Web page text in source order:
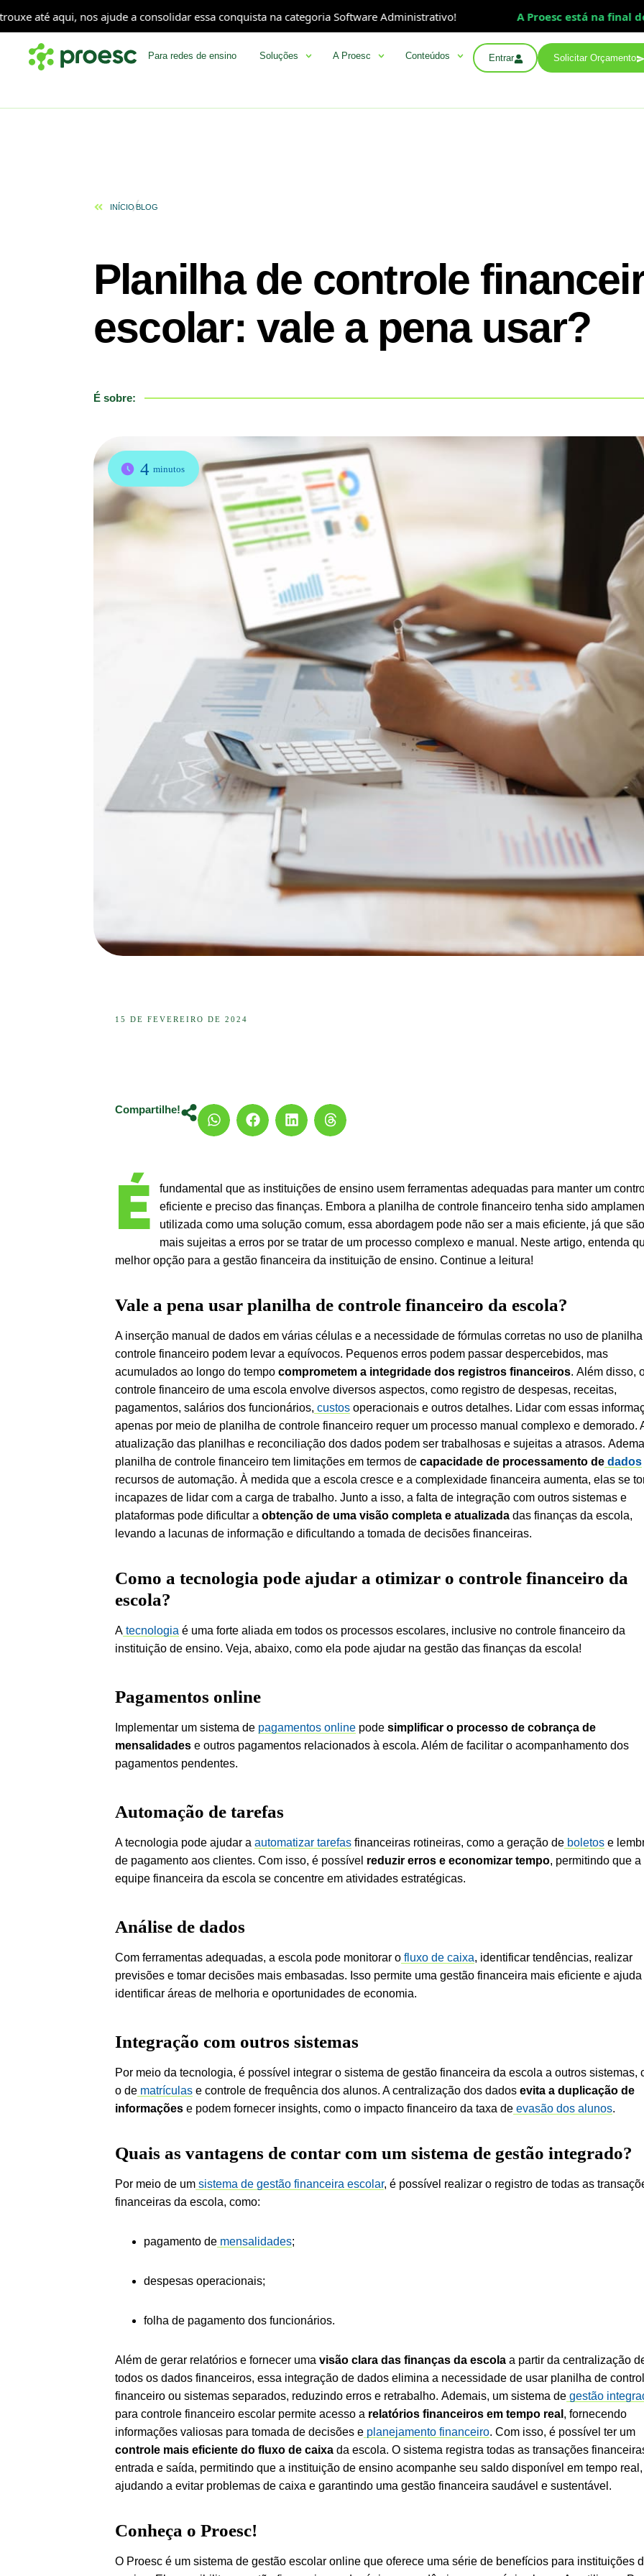
aqui, nos ajude a consolidar essa conquista na categoria Software Administrativo! A Proesc está na final do
Para redes de ensino Soluções A Proesc Conteúdos Entrar Solicitar Orçamento
INÍCIOBLOG
Planilha de controle
escolar: vale a pena usar?
É sobre:
4 minutos
15 DE FEVEREIRO DE 2024
Compartilhe!
É
fundamental que as instituições de ensino usem ferramentas adequadas para manter um
eficiente e preciso das finanças. Embora a planilha de controle financeiro tenha sido
utilizada como uma solução comum, essa abordagem pode não ser a mais eficiente, já que são
mais sujeitas a erros por se tratar de um processo complexo e manual. Neste artigo, entenda
melhor opção para a gestão financeira da instituição de ensino. Continue a leitura!
Vale a pena usar planilha de controle financeiro da escola?
A inserção manual de dados em várias células e a necessidade de fórmulas corretas no uso de
controle financeiro podem levar a equívocos. Pequenos erros podem passar despercebidos, mas
acumulados ao longo do tempo comprometem a integridade dos registros financeiros. Além disso,
controle financeiro de uma escola envolve diversos aspectos, como registro de despesas, receitas,
pagamentos, salários dos funcionários, custos operacionais e outros detalhes. Lidar com essas
apenas por meio de planilha de controle financeiro requer um processo manual complexo e demorado.
atualização das planilhas e reconciliação dos dados podem ser trabalhosas e sujeitas a atrasos.
planilha de controle financeiro tem limitações em termos de capacidade de processamento de dados
recursos de automação. À medida que a escola cresce e a complexidade financeira aumenta, elas se
incapazes de lidar com a carga de trabalho. Junto a isso, a falta de integração com outros sistemas e
plataformas pode dificultar a obtenção de uma visão completa e atualizada das finanças da escola,
levando a lacunas de informação e dificultando a tomada de decisões financeiras.
Como a tecnologia pode ajudar a otimizar o controle financeiro da
escola?
A tecnologia é uma forte aliada em todos os processos escolares, inclusive no controle financeiro da
instituição de ensino. Veja, abaixo, como ela pode ajudar na gestão das finanças da escola!
Pagamentos online
Implementar um sistema de pagamentos online pode simplificar o processo de cobrança de
mensalidades e outros pagamentos relacionados à escola. Além de facilitar o acompanhamento dos
pagamentos pendentes.
Automação de tarefas
A tecnologia pode ajudar a automatizar tarefas financeiras rotineiras, como a geração de boletos e
de pagamento aos clientes. Com isso, é possível reduzir erros e economizar tempo, permitindo que a
equipe financeira da escola se concentre em atividades estratégicas.
Análise de dados
Com ferramentas adequadas, a escola pode monitorar o fluxo de caixa, identificar tendências, realizar
previsões e tomar decisões mais embasadas. Isso permite uma gestão financeira mais eficiente e ajuda
identificar áreas de melhoria e oportunidades de economia.
Integração com outros sistemas
Por meio da tecnologia, é possível integrar o sistema de gestão financeira da escola a outros sistemas,
o de matrículas e controle de frequência dos alunos. A centralização dos dados evita a duplicação de
informações e podem fornecer insights, como o impacto financeiro da taxa de evasão dos alunos.
Quais as vantagens de contar com um sistema de gestão integrado?
Por meio de um sistema de gestão financeira escolar, é possível realizar o registro de todas as
financeiras da escola, como:
pagamento de mensalidades;
despesas operacionais;
folha de pagamento dos funcionários.
Além de gerar relatórios e fornecer uma visão clara das finanças da escola a partir da centralização
todos os dados financeiros, essa integração de dados elimina a necessidade de usar planilha de
financeiro ou sistemas separados, reduzindo erros e retrabalho. Ademais, um sistema de gestão
para controle financeiro escolar permite acesso a relatórios financeiros em tempo real , fornecendo
informações valiosas para tomada de decisões e planejamento financeiro. Com isso, é possível ter um
controle mais eficiente do fluxo de caixa da escola. O sistema registra todas as transações
entrada e saída, permitindo que a instituição de ensino acompanhe seu saldo disponível em tempo real,
ajudando a evitar problemas de caixa e garantindo uma gestão financeira saudável e sustentável.
Conheça o Proesc!
O Proesc é um sistema de gestão escolar online que oferece uma série de benefícios para instituições